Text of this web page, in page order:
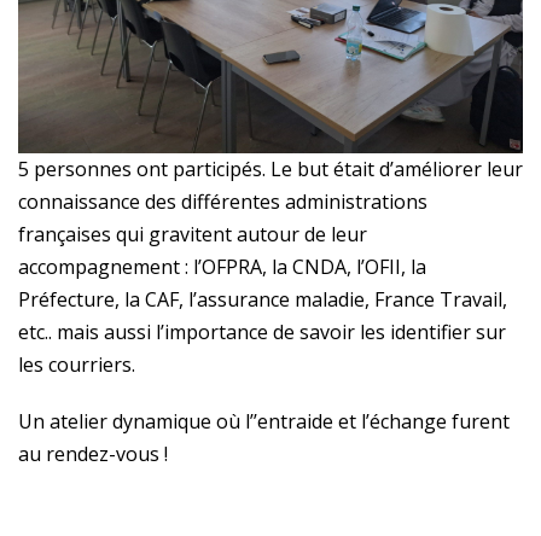
5 personnes ont participés. Le but était d’améliorer leur
connaissance des différentes administrations
françaises qui gravitent autour de leur
accompagnement : l’OFPRA, la CNDA, l’OFII, la
Préfecture, la CAF, l’assurance maladie, France Travail,
etc.. mais aussi l’importance de savoir les identifier sur
les courriers.
Un atelier dynamique où l’’entraide et l’échange furent
au rendez-vous !